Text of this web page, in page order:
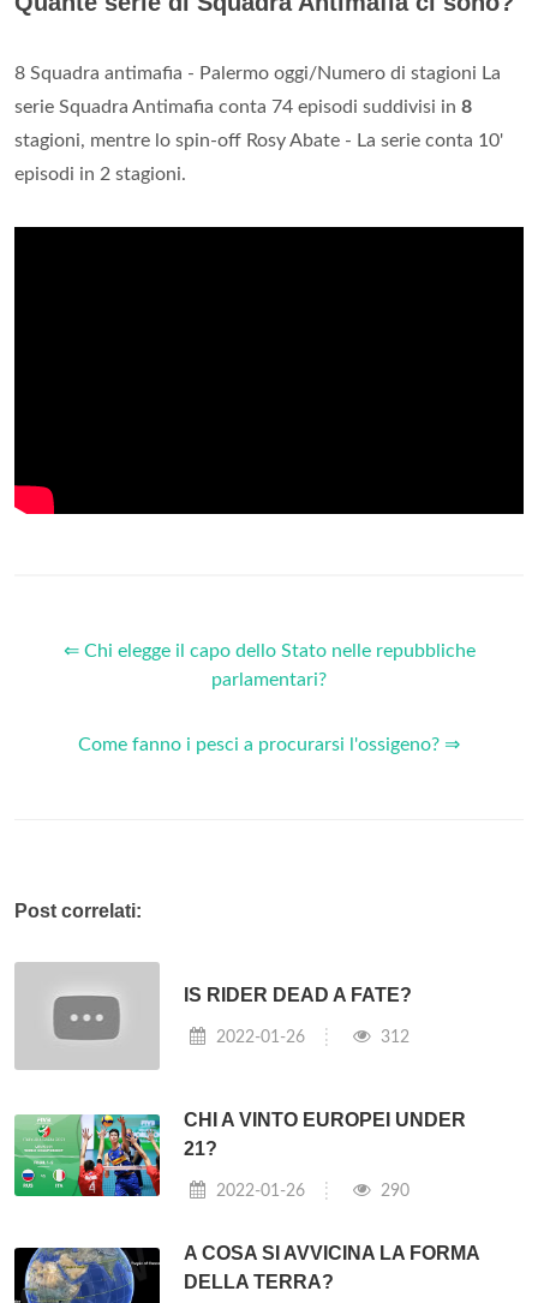
8 Squadra antimafia - Palermo oggi/Numero di stagioni La
serie Squadra Antimafia conta 74 episodi suddivisi in 8
stagioni, mentre lo spin-off Rosy Abate - La serie conta 10'
episodi in 2 stagioni.
⇐ Chi elegge il capo dello Stato nelle repubbliche
parlamentari?
Come fanno i pesci a procurarsi l'ossigeno? ⇒
Post correlati:
IS RIDER DEAD A FATE?
2022-01-26 312
CHI A VINTO EUROPEI UNDER
21?
2022-01-26 290
A COSA SI AVVICINA LA FORMA
DELLA TERRA?